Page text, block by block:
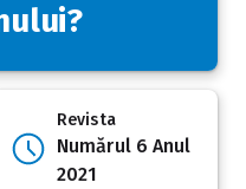
Revista
Numărul 6 Anul
2021